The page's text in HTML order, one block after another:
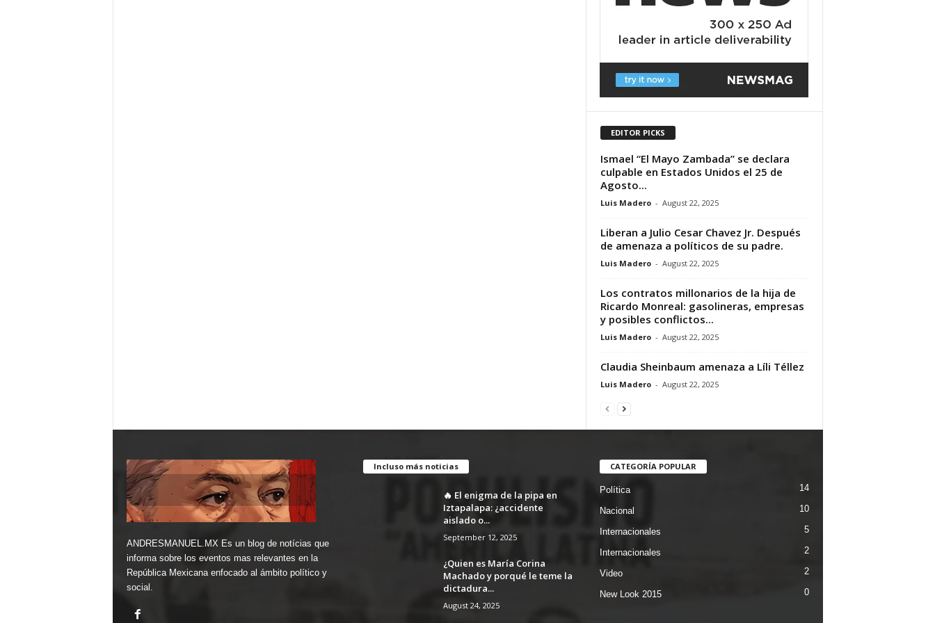
EDITOR PICKS
Ismael “El Mayo Zambada” se declara
culpable en Estados Unidos el 25 de
Agosto...
Luis Madero - August 22, 2025
Liberan a Julio Cesar Chavez Jr. Después
de amenaza a políticos de su padre.
Luis Madero - August 22, 2025
Los contratos millonarios de la hija de
Ricardo Monreal: gasolineras, empresas
y posibles conflictos...
Luis Madero - August 22, 2025
Claudia Sheinbaum amenaza a Líli Téllez
Luis Madero - August 22, 2025
ANDRESMANUEL.MX Es un blog de notícias que
informa sobre los eventos mas relevantes en la
República Mexicana enfocado al ámbito político y
social.
Incluso más noticias
🔥 El enigma de la pipa en
Iztapalapa: ¿accidente
aislado o...
September 12, 2025
¿Quien es María Corina
Machado y porqué le teme la
dictadura...
August 24, 2025
CATEGORÍA POPULAR
Política 14
Nacional 10
Internacionales 5
Internacionales 2
Video 2
New Look 2015 0